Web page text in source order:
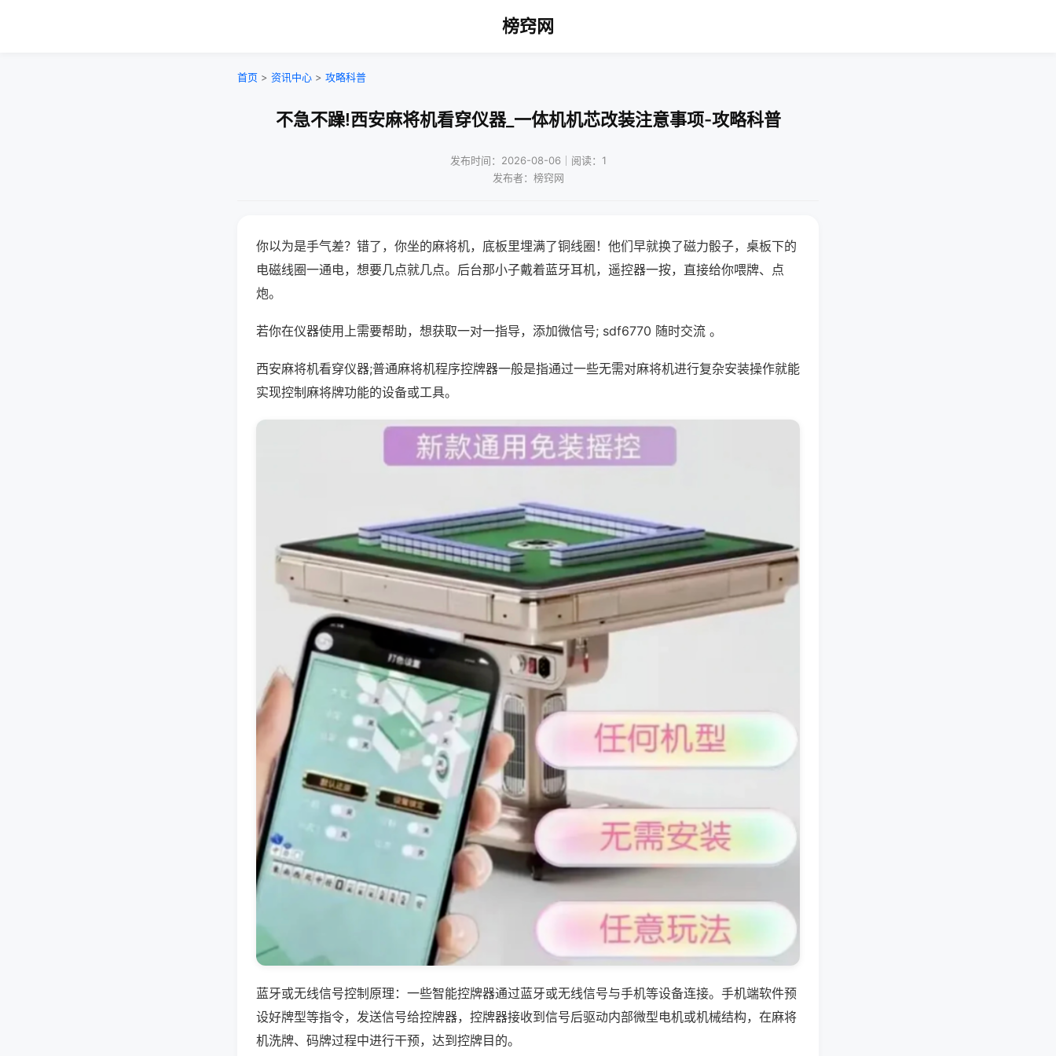
榜窍网
首页 > 资讯中心 > 攻略科普
不急不躁!西安麻将机看穿仪器_一体机机芯改装注意事项-攻略科普
发布时间：2026-08-06｜阅读：1
发布者：榜窍网
你以为是手气差？错了，你坐的麻将机，底板里埋满了铜线圈！他们早就换了磁力骰子，桌板下的
电磁线圈一通电，想要几点就几点。后台那小子戴着蓝牙耳机，遥控器一按，直接给你喂牌、点
炮。
若你在仪器使用上需要帮助，想获取一对一指导，添加微信号; sdf6770 随时交流 。
西安麻将机看穿仪器;普通麻将机程序控牌器一般是指通过一些无需对麻将机进行复杂安装操作就能
实现控制麻将牌功能的设备或工具。
蓝牙或无线信号控制原理：一些智能控牌器通过蓝牙或无线信号与手机等设备连接。手机端软件预
设好牌型等指令，发送信号给控牌器，控牌器接收到信号后驱动内部微型电机或机械结构，在麻将
机洗牌、码牌过程中进行干预，达到控牌目的。